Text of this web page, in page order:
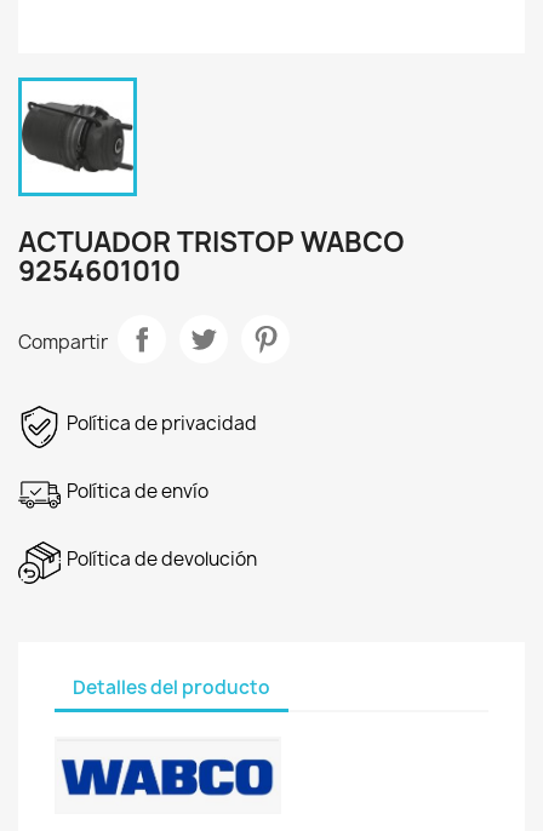
ACTUADOR TRISTOP WABCO
9254601010
Compartir
Política de privacidad
Política de envío
Política de devolución
Detalles del producto